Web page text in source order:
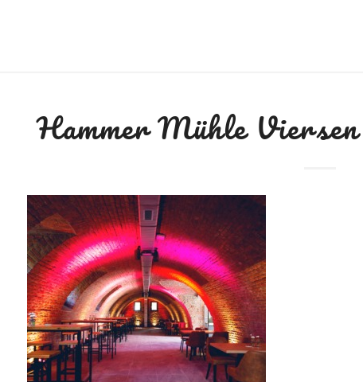
Hammer Mühle